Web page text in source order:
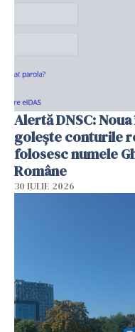
Alertă DNSC:
golește conturile
folosesc numele
Române
30 IULIE 2026